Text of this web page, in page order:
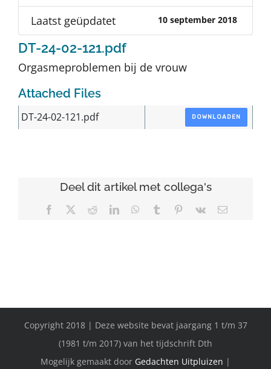
Laatst geüpdatet 10 september 2018
DT-24-02-121.pdf
Orgasmeproblemen bij de vrouw
Attached Files
DT-24-02-121.pdf DOWNLOADEN
Deel dit artikel met collega's
Facebook RedditLinkedInWhatsApp
Tumblr Pinterest
Vk
E-
Copyright 2018 | Deze website bevat jaargang 1 t/m 37
(1981 t/m 2017) van het tijdschrift Dth
Mogelijk gemaakt door Gedachten Uitpluizen |